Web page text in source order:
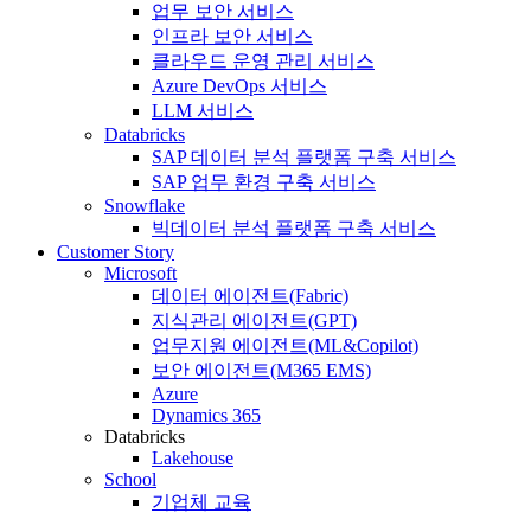
업무 보안 서비스
인프라 보안 서비스
클라우드 운영 관리 서비스
Azure DevOps 서비스
LLM 서비스
Databricks
SAP 데이터 분석 플랫폼 구축 서비스
SAP 업무 환경 구축 서비스
Snowflake
빅데이터 분석 플랫폼 구축 서비스
Customer Story
Microsoft
데이터 에이전트(Fabric)
지식관리 에이전트(GPT)
업무지원 에이전트(ML&Copilot)
보안 에이전트(M365 EMS)
Azure
Dynamics 365
Databricks
Lakehouse
School
기업체 교육